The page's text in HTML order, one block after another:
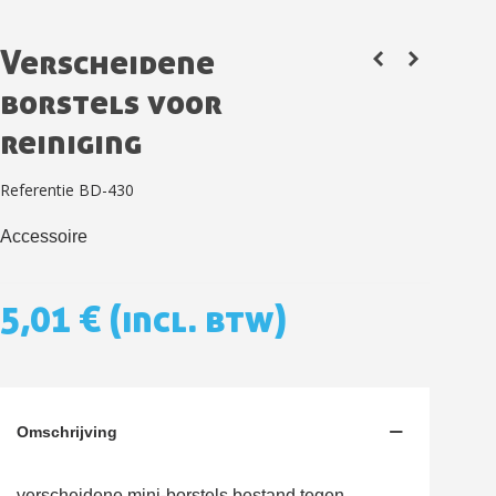
Levering binnen 48-72 uur in Nederland
Retourneer producten binnen 14 dagen
Verscheidene
borstels voor
reiniging
Referentie BD-430
Accessoire
5,01 € (incl. btw)
Omschrijving